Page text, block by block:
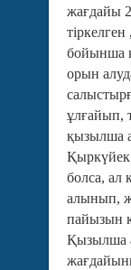
жағдайы
тіркелген ,
бойынша
орын
ұлғайып,
қызылша
болса, ал
алынып,
пайызын
Қызылша